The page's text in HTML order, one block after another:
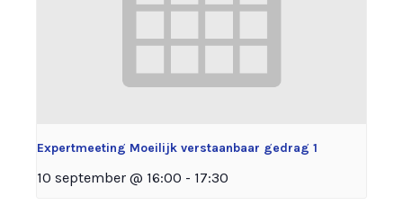
Expertmeeting Moeilijk verstaanbaar gedrag 1
10 september @ 16:00 - 17:30